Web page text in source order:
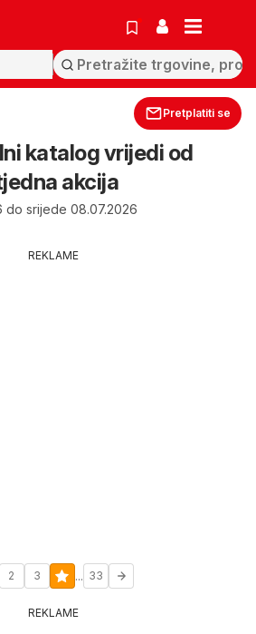
Pretplatiti se
katalog vrijedi od
akcija
do srijede 08.07.2026
REKLAME
2 3 ... 33
REKLAME